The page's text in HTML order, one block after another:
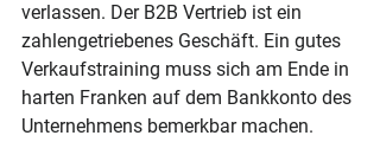
verlassen. Der B2B Vertrieb ist ein
zahlengetriebenes Geschäft. Ein gutes
Verkaufstraining muss sich am Ende in
harten Franken auf dem Bankkonto des
Unternehmens bemerkbar machen.